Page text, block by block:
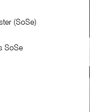
(SoSe)
SoSe